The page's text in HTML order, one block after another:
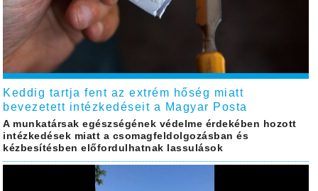
Keddig tartja fent az extrém hőség miatt
bevezetett intézkedéseit a Magyar Posta
A munkatársak egészségének védelme érdekében hozott
intézkedések miatt a csomagfeldolgozásban és
kézbesítésben előfordulhatnak lassulások